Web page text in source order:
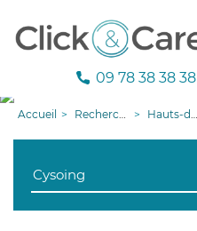
09 78 38 38 38
Accueil Recherche aide à domicile Hauts-de-France